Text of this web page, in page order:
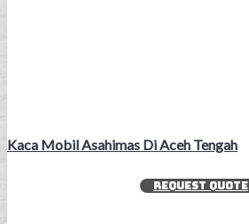
Kaca Mobil Asahimas Di Aceh Tengah
REQUEST QUOTE